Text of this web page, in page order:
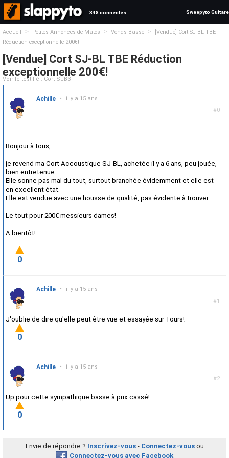
348 connectés Sweepyto Guitare
Accueil > Petites Annonces de Matos > Vends Basse >
[Vendue] Cort SJ-BL TBE
Réduction exceptionnelle 200€!
[Vendue] Cort SJ-BL TBE Réduction
exceptionnelle 200€!
Voir le test lié : Cort-SJB3
#0
Achille • il y a 15 ans
Bonjour à tous,
je revend ma Cort Accoustique SJ-BL, achetée il y a 6 ans, peu jouée,
bien entretenue.
Elle sonne pas mal du tout, surtout branchée évidemment et elle est
en excellent état.
Elle est vendue avec une housse de qualité, pas évidente à trouver.
Le tout pour 200€ messieurs dames!
A bientôt!
0
#1
Achille • il y a 15 ans
J'oublie de dire qu'elle peut être vue et essayée sur Tours!
0
#2
Achille • il y a 15 ans
Up pour cette sympathique basse à prix cassé!
0
Envie de répondre ? Inscrivez-vous- Connectez-vousou
Connectez-vous avec Facebook